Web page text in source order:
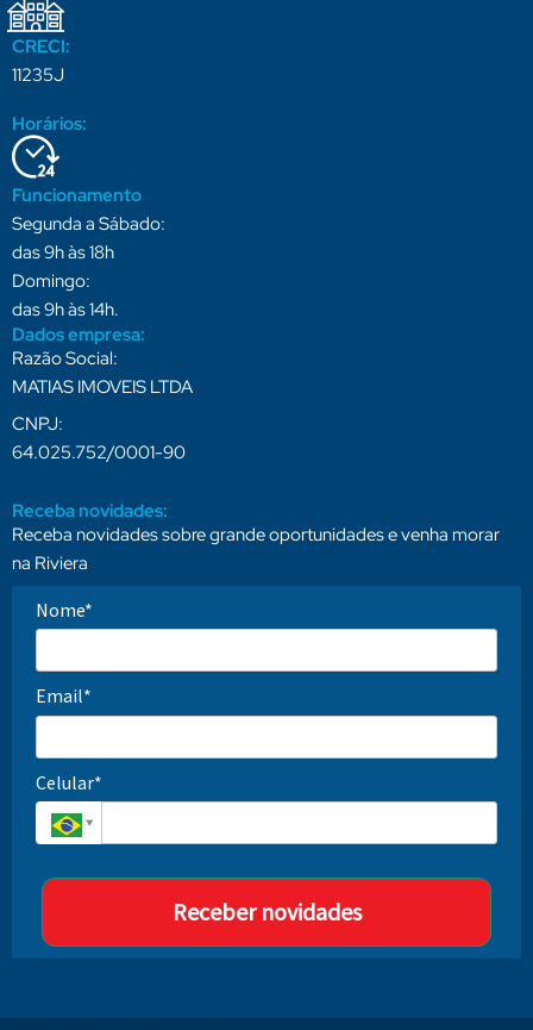
CRECI:
11235J
Horários:
Funcionamento
Segunda a Sábado:
das 9h às 18h
Domingo:
das 9h às 14h.
Dados empresa:
Razão Social:
MATIAS IMOVEIS LTDA
CNPJ:
64.025.752/0001-90
Receba novidades:
Receba novidades sobre grande oportunidades e venha morar
na Riviera
Nome*
Email*
Celular*
Receber novidades